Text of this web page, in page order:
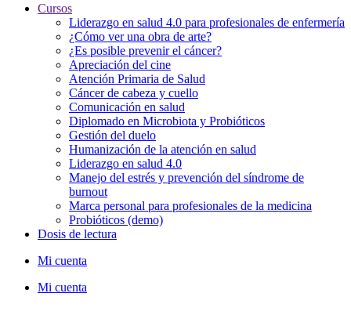
Cursos
Liderazgo en salud 4.0 para profesionales de enfermería
¿Cómo ver una obra de arte?
¿Es posible prevenir el cáncer?
Apreciación del cine
Atención Primaria de Salud
Cáncer de cabeza y cuello
Comunicación en salud
Diplomado en Microbiota y Probióticos
Gestión del duelo
Humanización de la atención en salud
Liderazgo en salud 4.0
Manejo del estrés y prevención del síndrome de
burnout
Marca personal para profesionales de la medicina
Probióticos (demo)
Dosis de lectura
Mi cuenta
Mi cuenta